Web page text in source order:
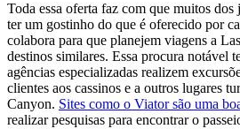
Toda essa oferta faz com que muitos
ter um gostinho do que é oferecido por
colabora para que planejem viagens a
destinos similares. Essa procura notável
agências especializadas realizem
clientes aos cassinos e a outros lugares
Canyon. Sites como o Viator são uma
realizar pesquisas para encontrar o